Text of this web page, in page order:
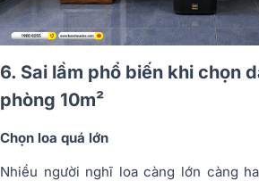
6. Sai lầm phổ biến khi chọn
phòng 10m²
Chọn loa quá lớn
Nhiều người nghĩ loa càng lớn càng